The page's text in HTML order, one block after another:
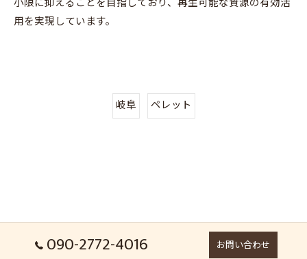
用を実現しています。
岐阜 ペレット
090-2772-4016 お問い合わせ